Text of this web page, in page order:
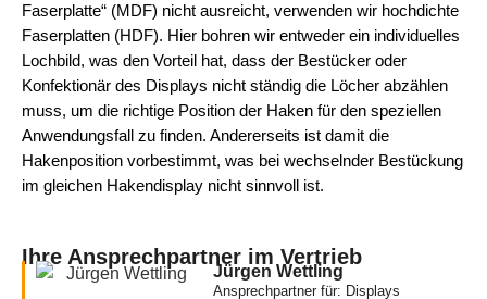
Faserplatte“ (MDF) nicht ausreicht, verwenden wir hochdichte
Faserplatten (HDF). Hier bohren wir entweder ein individuelles
Lochbild, was den Vorteil hat, dass der Bestücker oder
Konfektionär des Displays nicht ständig die Löcher abzählen
muss, um die richtige Position der Haken für den speziellen
Anwendungsfall zu finden. Andererseits ist damit die
Hakenposition vorbestimmt, was bei wechselnder Bestückung
im gleichen Hakendisplay nicht sinnvoll ist.
Ihre Ansprechpartner im Vertrieb
Jürgen Wettling
Ansprechpartner für: Displays